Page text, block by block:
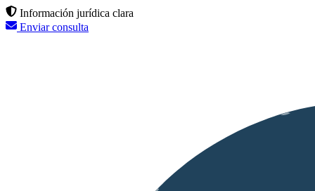
Información jurídica clara
Enviar consulta